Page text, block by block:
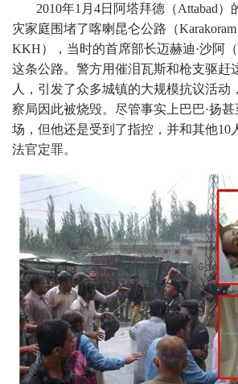
2010年1月4日阿塔拜德（Attabad
灾家庭围堵了喀喇昆仑公路（Karakoram
KKH），当时的首席部长迈赫迪·沙阿（
这条公路。警方用催泪瓦斯和枪支驱赶
人，引发了众多城镇的大规模抗议活动
察局因此被烧毁。尽管事实上巴巴·扬
场，但他还是受到了指控，并和其他10
法官定罪。